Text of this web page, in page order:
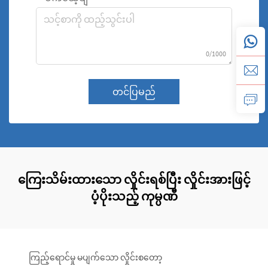
0/1000
တင်ပြမည်
ကြေးသိမ်းထားသော လှိုင်းရစ်ပြီး လှိုင်းအားဖြင့်
ပံ့ပိုးသည့် ကုမ္ပဏီ
ကြည့်ရောင်မှု မပျက်သော လှိုင်းစတော့